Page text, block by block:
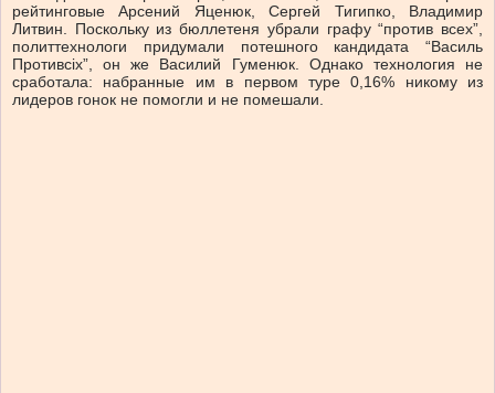
рейтинговые Арсений Яценюк, Сергей Тигипко, Владимир
Литвин. Поскольку из бюллетеня убрали графу “против всех”,
политтехнологи придумали потешного кандидата “Василь
Противсіх”, он же Василий Гуменюк. Однако технология не
сработала: набранные им в первом туре 0,16% никому из
лидеров гонок не помогли и не помешали.